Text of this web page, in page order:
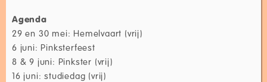
Agenda
29 en 30 mei: Hemelvaart (vrij)
6 juni: Pinksterfeest
8 & 9 juni: Pinkster (vrij)
16 juni: studiedag (vrij)